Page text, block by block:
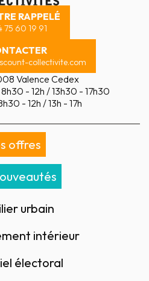
RAPPELÉ
75 60 19 91
collectivite.com
Valence Cedex
8h30 - 12h / 13h30 - 17h30
- 12h / 13h - 17h
offres
urbain
intérieur
électoral